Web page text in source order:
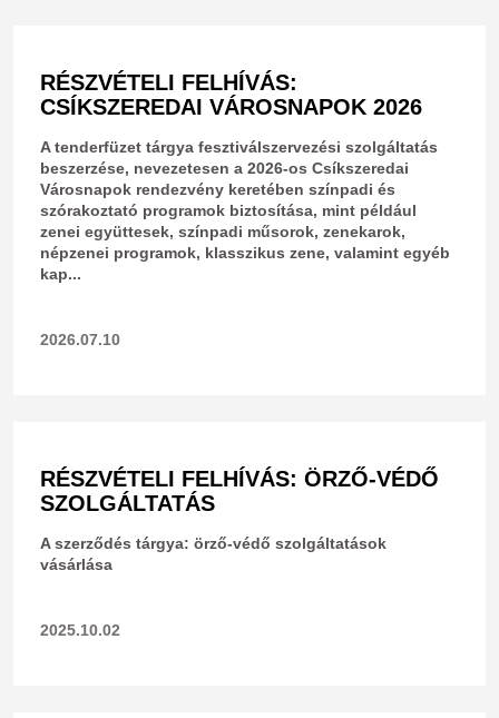
RÉSZVÉTELI FELHÍVÁS:
CSÍKSZEREDAI VÁROSNAPOK 2026
​A tenderfüzet tárgya fesztiválszervezési szolgáltatás
beszerzése, nevezetesen a 2026-os Csíkszeredai
Városnapok rendezvény keretében színpadi és
szórakoztató programok biztosítása, mint például
zenei együttesek, színpadi műsorok, zenekarok,
népzenei programok, klasszikus zene, valamint egyéb
kap...
2026.07.10
RÉSZVÉTELI FELHÍVÁS: ÖRZŐ-VÉDŐ
SZOLGÁLTATÁS
A szerződés tárgya: örző-védő szolgáltatások
vásárlása
2025.10.02